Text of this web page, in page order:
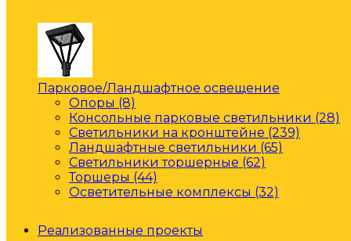
Парковое/Ландшафтное освещение
Опоры (8)
Консольные парковые светильники (28)
Светильники на кронштейне (239)
Ландшафтные светильники (65)
Светильники торшерные (62)
Торшеры (44)
Осветительные комплексы (32)
Реализованные проекты